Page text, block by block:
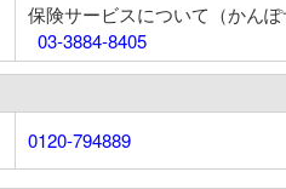
保険サービスについて（かん
03-3884-8405
0120-794889